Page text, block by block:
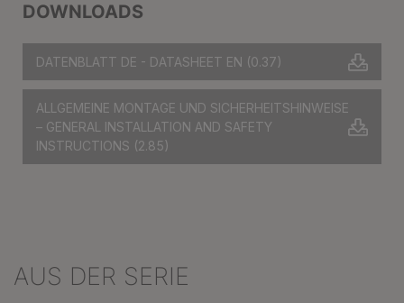
DOWNLOADS
DATENBLATT DE - DATASHEET EN (0.37)
ALLGEMEINE MONTAGE UND SICHERHEITSHINWEISE
– GENERAL INSTALLATION AND SAFETY
INSTRUCTIONS (2.85)
Produktgalerie überspringen
AUS DER SERIE